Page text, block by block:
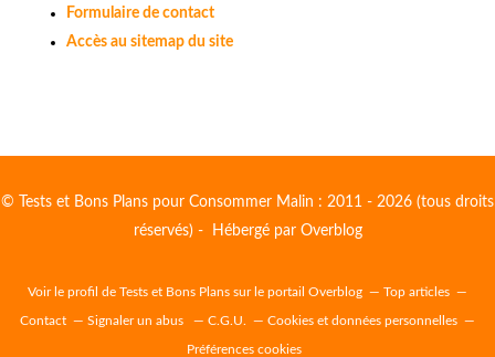
Formulaire de contact
Accès au sitemap du site
© Tests et Bons Plans pour Consommer Malin : 2011 - 2026 (tous droits
réservés) - Hébergé par Overblog
Voir le profil de Tests et Bons Plans sur le portail Overblog Top articles
Contact Signaler un abus C.G.U. Cookies et données personnelles
Préférences cookies